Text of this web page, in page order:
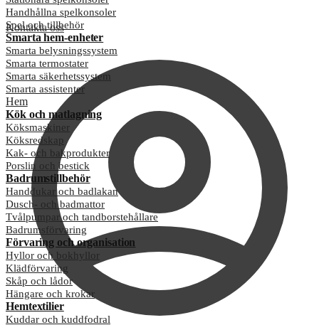
Kontakta oss
Handhållna spelkonsoler
Spel och tillbehör
Smarta hem-enheter
Smarta belysningssystem
Smarta termostater
Smarta säkerhetssystem
Smarta assistenter
Hem
Kök och matlagning
Köksmaskiner
Köksredskap
Kak- och bakprodukter
Porslin och bestick
Badrumstillbehör
Handdukar och badlakan
Dusch- och badmattor
Tvålpumpar och tandborstehållare
Badrumsförvaring
Förvaring och organisation
Hyllor och bokhyllor
Klädförvaring
Skåp och lådor
Hängare och krokar
Hemtextilier
Kuddar och kuddfodral